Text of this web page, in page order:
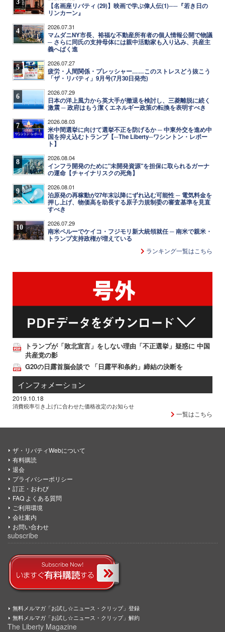
3
【名画座リバティ (29)】映画で学ぶ偉人伝(1)──『若き日の
リンカーン』
4 2026.07.31
マムダニNY市長、裕福な不動産所有者の個人情報公開で物議
─ さらに同氏の支持母体には親中活動家も入り込み、共産主
義へばく進
5 2026.07.27
疲労・人間関係・プレッシャー……このストレスどう抜こう
「ザ・リバティ」9月号(7月30日発売)
6 2026.07.29
日本の洋上風力から英大手が撤退を検討し、三菱離脱に続く
激震 ─ 政府はもう潔くエネルギー政策の転換を表明すべき
7 2026.08.03
米中間選挙に向けて選挙不正を防げるか ─ 中東外交を進め中
国を抑え込むトランプ【─The Liberty─ワシントン・レポー
ト】
8 2026.08.04
インフラ開発のために"未開発資源"を担保に取られるガーナ
の運命【チャイナリスクの死角】
9 2026.08.01
泊原発の再稼動が27年末以降にずれ込む可能性 ─ 電気料金を
押し上げ、物価高を助長する原子力規制委の審査基準を見直
すべき
10 2026.07.29
南米ペルーでケイコ・フジモリ新大統領就任 ─ 南米で親米・
トランプ支持政権が増えている
ランキング一覧はこちら
トランプが「敗北宣言」をしない理由「不正選挙」疑惑に 中国
共産党の影
G20の日露首脳会談で 「日露平和条約」締結の決断を
インフォメーション
2019.10.18
消費税率引き上げに合わせた価格改定のお知らせ
一覧はこちら
ザ・リバティWebについて
有料購読
退会
プライバシーポリシー
訂正・おわび
FAQ よくある質問
ご利用環境
会社案内
お問い合わせ
subscribe
無料メルマガ「お試し☆ニュース・クリップ」登録
無料メルマガ「お試し☆ニュース・クリップ」解約
The Liberty Magazine